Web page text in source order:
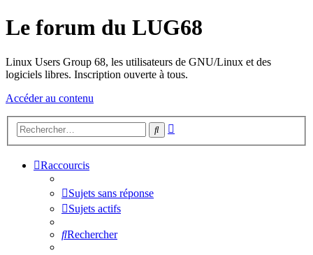
Le forum du LUG68
Linux Users Group 68, les utilisateurs de GNU/Linux et des
logiciels libres. Inscription ouverte à tous.
Accéder au contenu
Rechercher
Raccourcis
Sujets sans réponse
Sujets actifs
Rechercher